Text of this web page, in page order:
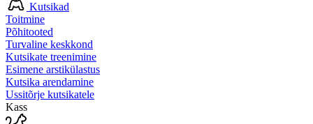
Kutsikad
Toitmine
Põhitooted
Turvaline keskkond
Kutsikate treenimine
Esimene arstikülastus
Kutsika arendamine
Ussitõrje kutsikatele
Kass